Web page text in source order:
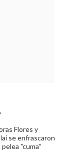
Flores y
se enfrascaron
"cuma"